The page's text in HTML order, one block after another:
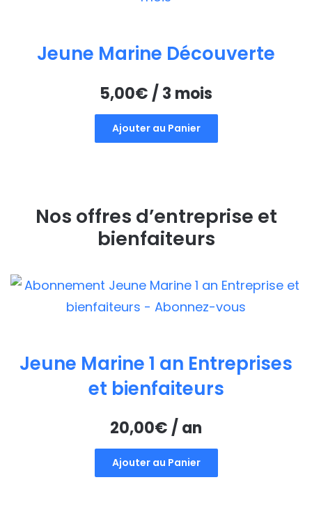
Jeune Marine Découverte
5,00€ / 3 mois
Ajouter au Panier
Nos offres d’entreprise et
bienfaiteurs
Jeune Marine 1 an Entreprises
et bienfaiteurs
20,00€/ an
Ajouter au Panier